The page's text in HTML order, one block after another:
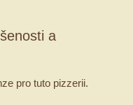
a
pro tuto pizzerii.